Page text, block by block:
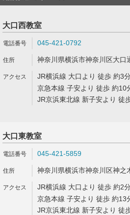
大口西教室
045-421-0792
神奈川県横浜市神奈川区大口
JR横浜線 大口より 徒歩 約3
京急本線 子安より 徒歩 約10
JR京浜東北線 新子安より 徒
大口東教室
045-421-5859
神奈川県横浜市神奈川区神之
JR横浜線 大口より 徒歩 約2
京急本線 子安より 徒歩 約13
JR京浜東北線 新子安より 徒